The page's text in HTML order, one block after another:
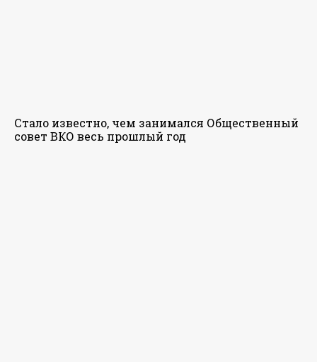
Стало известно, чем занимался Общественный
совет ВКО весь прошлый год